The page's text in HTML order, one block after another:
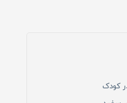
کودک